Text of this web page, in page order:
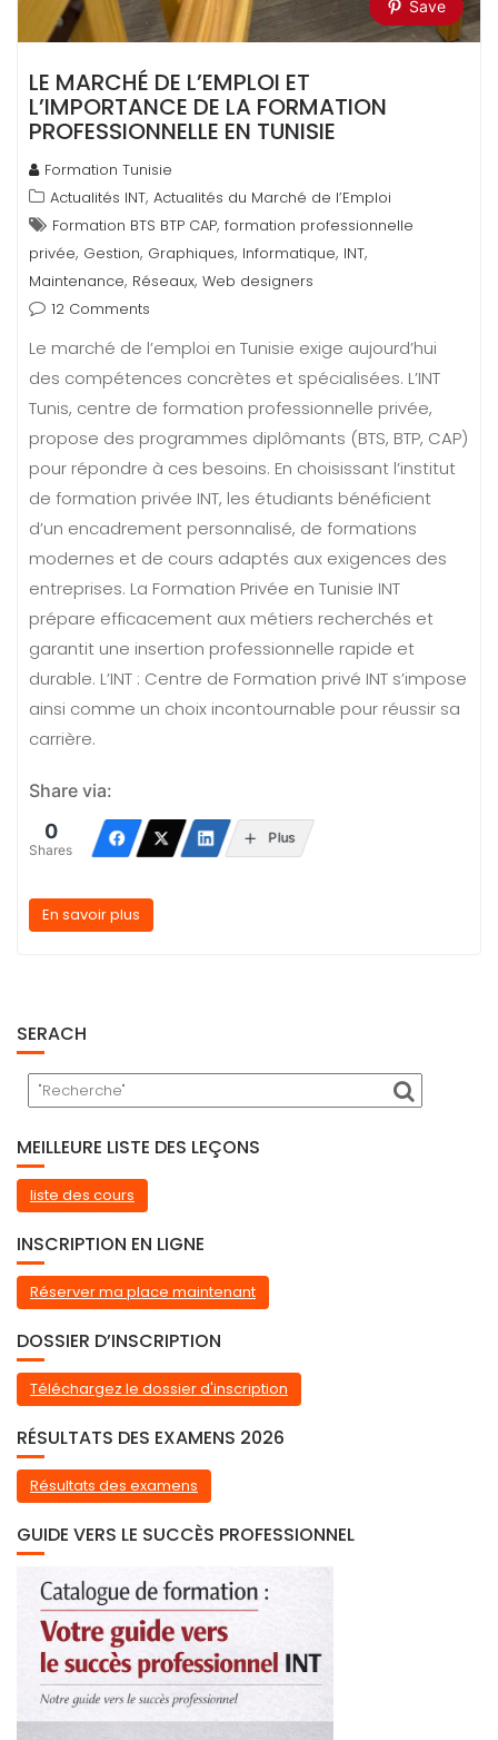
Save
LE MARCHÉ DE L’EMPLOI ET
L’IMPORTANCE DE LA FORMATION
PROFESSIONNELLE EN TUNISIE
Formation Tunisie
Actualités INT, Actualités du Marché de l’Emploi
Formation BTS BTP CAP, formation professionnelle
privée, Gestion, Graphiques, Informatique, INT,
Maintenance, Réseaux, Web designers
12 Comments
Le marché de l’emploi en Tunisie exige aujourd’hui
des compétences concrètes et spécialisées. L’INT
Tunis, centre de formation professionnelle privée,
propose des programmes diplômants (BTS, BTP, CAP)
pour répondre à ces besoins. En choisissant l’institut
de formation privée INT, les étudiants bénéficient
d’un encadrement personnalisé, de formations
modernes et de cours adaptés aux exigences des
entreprises. La Formation Privée en Tunisie INT
prépare efficacement aux métiers recherchés et
garantit une insertion professionnelle rapide et
durable. L’INT : Centre de Formation privé INT s’impose
ainsi comme un choix incontournable pour réussir sa
carrière.
Share via:
0
Shares
Plus
En savoir plus
SERACH
MEILLEURE LISTE DES LEÇONS
liste des cours
INSCRIPTION EN LIGNE
Réserver ma place maintenant
DOSSIER D’INSCRIPTION
Téléchargez le dossier d'inscription
RÉSULTATS DES EXAMENS 2026
Résultats des examens
GUIDE VERS LE SUCCÈS PROFESSIONNEL